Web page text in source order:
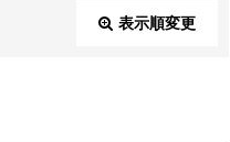
表示順変更